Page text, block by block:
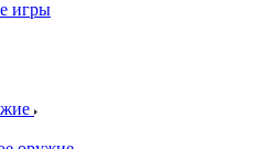
игры